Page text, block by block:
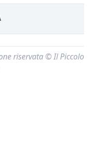
riservata © Il Piccolo